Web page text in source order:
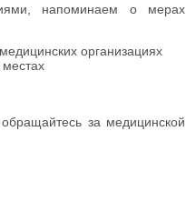
напоминаем о мерах
организациях
за медицинской